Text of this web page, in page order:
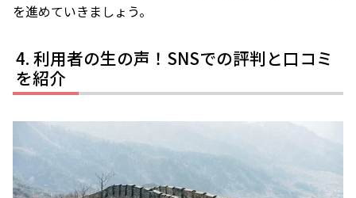
を進めていきましょう。
利用者の生の声！SNSでの評判と口コミ
を紹介